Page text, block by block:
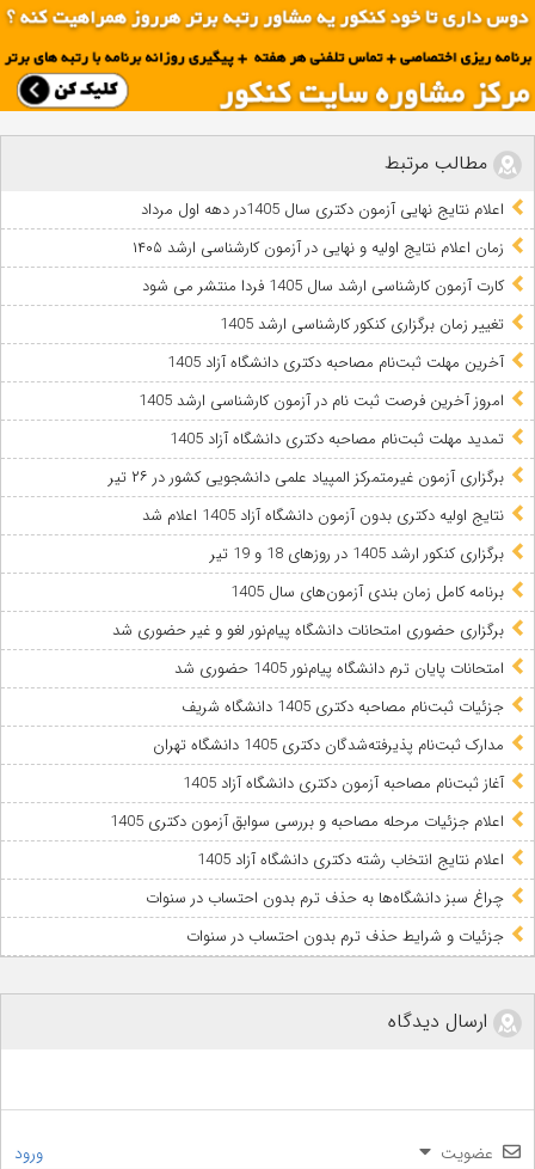
مطالب مرتبط
اعلام نتایج نهایی آزمون دکتری سال 1405در دهه اول مرداد
زمان اعلام نتایج اولیه و نهایی در آزمون کارشناسی ارشد ۱۴۰۵
کارت آزمون کارشناسی ارشد سال 1405 فردا منتشر می شود
تغییر زمان برگزاری کنکور کارشناسی ارشد 1405
آخرین مهلت ثبت‌نام مصاحبه دکتری دانشگاه آزاد 1405
امروز آخرین فرصت ثبت نام در آزمون کارشناسی ارشد 1405
تمدید مهلت ثبت‌نام مصاحبه دکتری دانشگاه آزاد 1405
برگزاری آزمون غیرمتمرکز المپیاد علمی دانشجویی کشور در ۲۶ تیر
نتایج اولیه دکتری بدون آزمون دانشگاه آزاد 1405 اعلام شد
برگزاری کنکور ارشد 1405 در روزهای 18 و 19 تیر
برنامه کامل زمان بندی آزمون‌های سال 1405
برگزاری حضوری امتحانات دانشگاه پیام‌نور لغو و غیر حضوری شد
امتحانات پایان ترم دانشگاه پیام‌نور 1405 حضوری شد
جزئیات ثبت‌نام مصاحبه دکتری 1405 دانشگاه شریف
مدارک ثبت‌نام پذیرفته‌شدگان دکتری 1405 دانشگاه تهران
آغاز ثبت‌نام مصاحبه آزمون دکتری دانشگاه آزاد 1405
اعلام جزئیات مرحله مصاحبه و بررسی سوابق آزمون دکتری 1405
اعلام نتایج انتخاب رشته دکتری دانشگاه آزاد 1405
چراغ سبز دانشگاه‌ها به حذف ترم بدون احتساب در سنوات
جزئیات و شرایط حذف ترم بدون احتساب در سنوات
ارسال دیدگاه
عضویت ورود